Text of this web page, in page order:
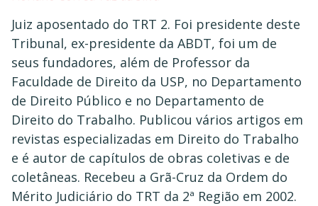
Juiz aposentado do TRT 2. Foi presidente deste
Tribunal, ex-presidente da ABDT, foi um de
seus fundadores, além de Professor da
Faculdade de Direito da USP, no Departamento
de Direito Público e no Departamento de
Direito do Trabalho. Publicou vários artigos em
revistas especializadas em Direito do Trabalho
e é autor de capítulos de obras coletivas e de
coletâneas. Recebeu a Grã-Cruz da Ordem do
Mérito Judiciário do TRT da 2ª Região em 2002.